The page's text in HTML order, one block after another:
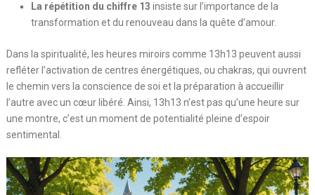
La répétition du chiffre 13 insiste sur l’importance de la
transformation et du renouveau dans la quête d’amour.
Dans la spiritualité, les heures miroirs comme 13h13 peuvent aussi
refléter l’activation de centres énergétiques, ou chakras, qui ouvrent
le chemin vers la conscience de soi et la préparation à accueillir
l’autre avec un cœur libéré. Ainsi, 13h13 n’est pas qu’une heure sur
une montre, c’est un moment de potentialité pleine d’espoir
sentimental.